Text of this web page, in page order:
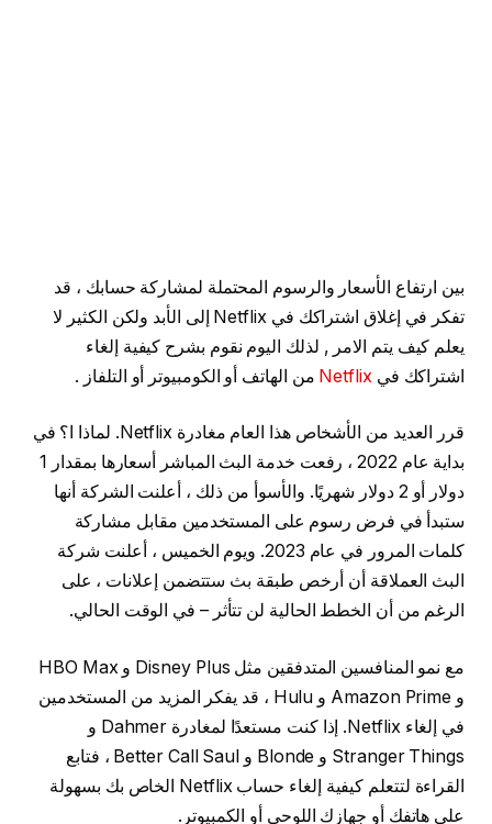
بين ارتفاع الأسعار والرسوم المحتملة لمشاركة حسابك ، قد
تفكر في إغلاق اشتراكك في Netflix إلى الأبد ولكن الكثير لا
يعلم كيف يتم الامر , لذلك اليوم نقوم بشرح كيفية إلغاء
اشتراكك في Netflix من الهاتف أو الكومبيوتر أو التلفاز .
قرر العديد من الأشخاص هذا العام مغادرة Netflix. لماذا ا؟ في
بداية عام 2022 ، رفعت خدمة البث المباشر أسعارها بمقدار 1
دولار أو 2 دولار شهريًا. والأسوأ من ذلك ، أعلنت الشركة أنها
ستبدأ في فرض رسوم على المستخدمين مقابل مشاركة
كلمات المرور في عام 2023. ويوم الخميس ، أعلنت شركة
البث العملاقة أن أرخص طبقة بث ستتضمن إعلانات ، على
الرغم من أن الخطط الحالية لن تتأثر – في الوقت الحالي.
مع نمو المنافسين المتدفقين مثل Disney Plus و HBO Max
و Amazon Prime و Hulu ، قد يفكر المزيد من المستخدمين
في إلغاء Netflix. إذا كنت مستعدًا لمغادرة Dahmer و
Stranger Things و Blonde و Better Call Saul ، فتابع
القراءة لتتعلم كيفية إلغاء حساب Netflix الخاص بك بسهولة
على هاتفك أو جهازك اللوحي أو الكمبيوتر.